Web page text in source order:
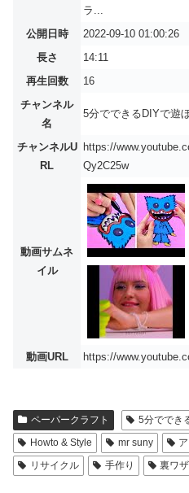
ラ...
公開日時
2022-09-10 01:00:26
長さ
14:11
再生回数
16
チャンネル
名
5分でできるDIYで遊
チャンネルU
RL
https://
Qy2C25w
動画サムネ
イル
動画URL https://
ペーパークラフト 5分ででき
Howto & Style
mr suny
リサイクル
手作り 裏ワザ